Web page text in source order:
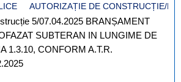
AUTORIZAȚIE DE CONSTRUCȚIE/
5/07.04.2025 BRANȘAMENT
SUBTERAN IN LUNGIME DE
1.3.10, CONFORM A.T.R.